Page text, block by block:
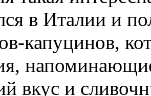
в Италии и
капуцинов,
вкус и